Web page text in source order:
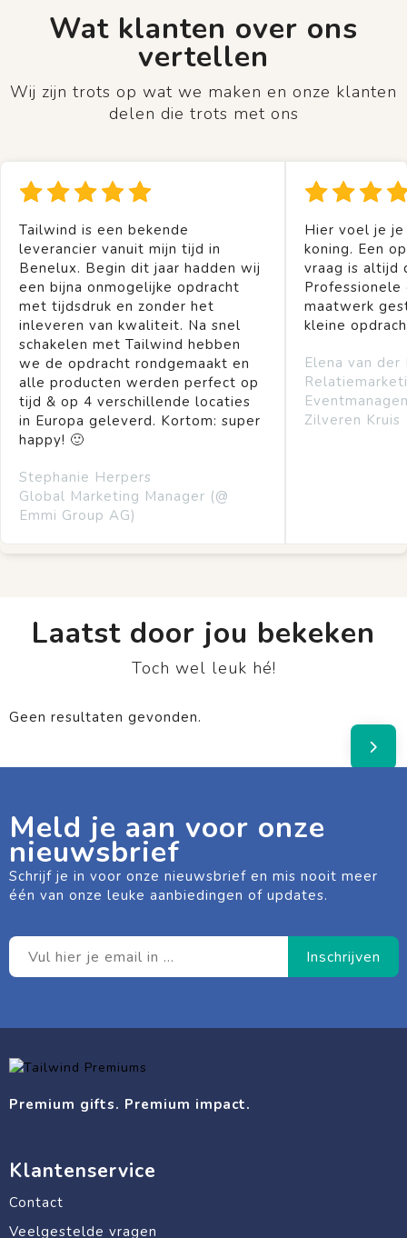
Wat klanten over ons
vertellen
Wij zijn trots op wat we maken en onze klanten
delen die trots met ons
Tailwind is een bekende
leverancier vanuit mijn tijd in
Benelux. Begin dit jaar hadden wij
een bijna onmogelijke opdracht
met tijdsdruk en zonder het
inleveren van kwaliteit. Na snel
schakelen met Tailwind hebben
we de opdracht rondgemaakt en
alle producten werden perfect op
tijd & op 4 verschillende locaties
in Europa geleverd. Kortom: super
happy! 🙂
Stephanie Herpers
Global Marketing Manager (@
Emmi Group AG)
Hier voel je
koning. Een
vraag is altijd
Professionele
maatwerk
kleine
Elena van der
Zilveren Kruis
Laatst door jou bekeken
Toch wel leuk hé!
Geen resultaten gevonden.
Meld je aan voor onze
nieuwsbrief
Schrijf je in voor onze nieuwsbrief en mis nooit meer
één van onze leuke aanbiedingen of updates.
Premium gifts. Premium impact.
Klantenservice
Contact
Veelgestelde vragen